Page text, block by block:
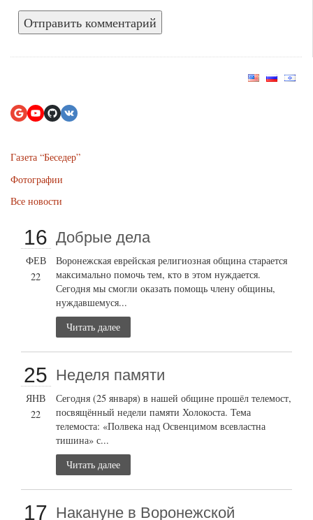
Газета “Беседер”
Фотографии
Все новости
16
ФЕВ
22
Добрые дела
Воронежская еврейская религиозная община старается
максимально помочь тем, кто в этом нуждается.
Сегодня мы смогли оказать помощь члену общины,
нуждавшемуся...
Читать далее
25
ЯНВ
22
Неделя памяти
Сегодня (25 января) в нашей общине прошёл телемост,
посвящённый недели памяти Холокоста. Тема
телемоста: «Полвека над Освенцимом всевластна
тишина» с...
Читать далее
17 Накануне в Воронежской